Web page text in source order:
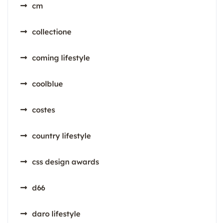
cm
collectione
coming lifestyle
coolblue
costes
country lifestyle
css design awards
d66
daro lifestyle